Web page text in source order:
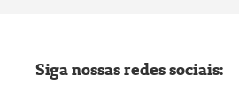
Siga nossas redes sociais: